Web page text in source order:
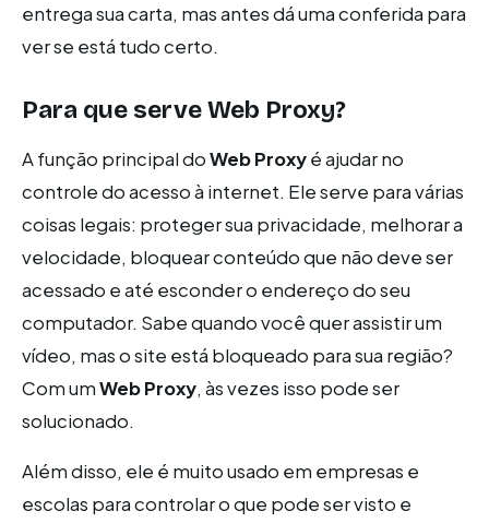
entrega sua carta, mas antes dá uma conferida para
ver se está tudo certo.
Para que serveWeb Proxy?
A função principal doWeb Proxyé ajudar no
controle do acesso à internet. Ele serve para várias
coisas legais: proteger sua privacidade, melhorar a
velocidade, bloquear conteúdo que não deve ser
acessado e até esconder o endereço do seu
computador. Sabe quando você quer assistir um
vídeo, mas o site está bloqueado para sua região?
Com umWeb Proxy, às vezes isso pode ser
solucionado.
Além disso, ele é muito usado em empresas e
escolas para controlar o que pode ser visto e